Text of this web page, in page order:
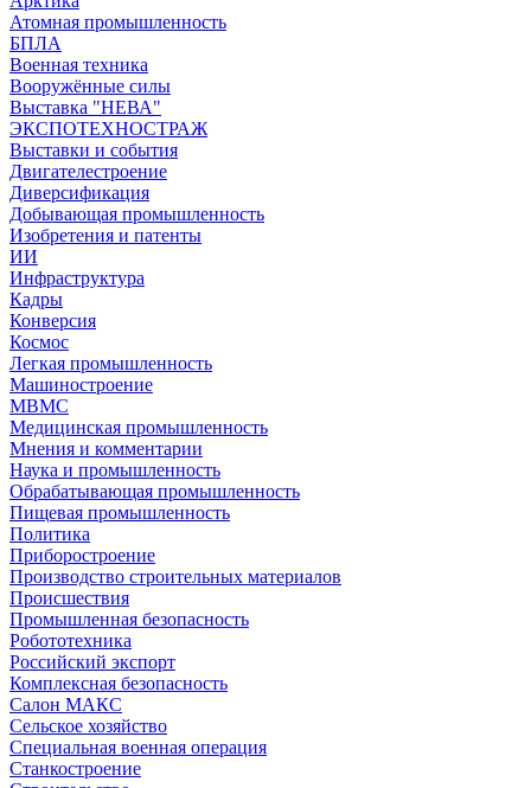
Атомная промышленность
БПЛА
Военная техника
Вооружённые силы
Выставка "НЕВА"
ЭКСПОТЕХНОСТРАЖ
Выставки и события
Двигателестроение
Диверсификация
Добывающая промышленность
Изобретения и патенты
ИИ
Инфраструктура
Кадры
Конверсия
Космос
Легкая промышленность
Машиностроение
МВМС
Медицинская промышленность
Мнения и комментарии
Наука и промышленность
Обрабатывающая промышленность
Пищевая промышленность
Политика
Приборостроение
Производство строительных материалов
Происшествия
Промышленная безопасность
Робототехника
Российский экспорт
Комплексная безопасность
Салон МАКС
Сельское хозяйство
Специальная военная операция
Станкостроение